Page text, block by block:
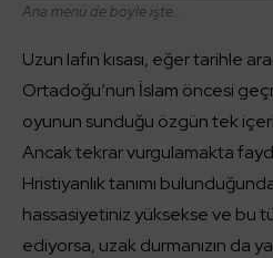
Ana menü de böyle işte…
Uzun lafın kısası, eğer tarihle
Ortadoğu’nun İslam öncesi
oyunun sunduğu özgün tek
Ancak tekrar vurgulamakta
Hristiyanlık tanımı
hassasiyetiniz yüksekse ve bu
ediyorsa, uzak durmanızın da